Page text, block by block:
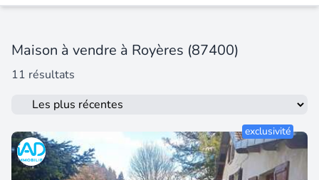
Maison à vendre à Royères (87400)
11 résultats
exclusivité